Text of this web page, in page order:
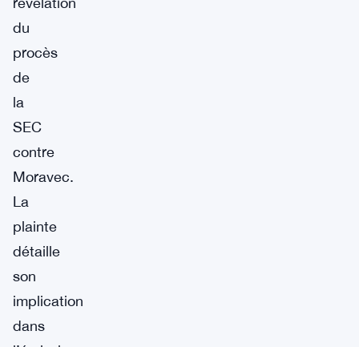
du
procès
de
la
SEC
contre
Moravec.
La
plainte
détaille
son
implication
dans